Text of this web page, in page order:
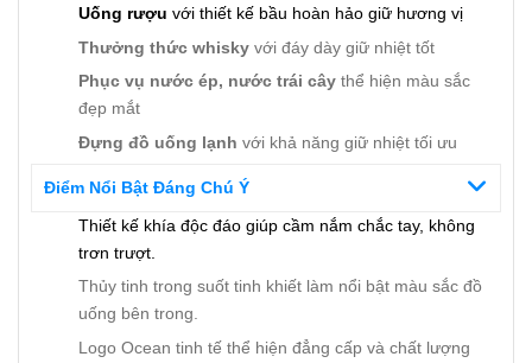
Uống rượu với thiết kế bầu hoàn hảo giữ hương vị
Thưởng thức whisky với đáy dày giữ nhiệt tốt
Phục vụ nước ép, nước trái cây thể hiện màu sắc
đẹp mắt
Đựng đồ uống lạnh với khả năng giữ nhiệt tối ưu
Điểm Nổi Bật Đáng Chú Ý
Thiết kế khía độc đáo giúp cầm nắm chắc tay, không
trơn trượt.
Thủy tinh trong suốt tinh khiết làm nổi bật màu sắc đồ
uống bên trong.
Logo Ocean tinh tế thể hiện đẳng cấp và chất lượng